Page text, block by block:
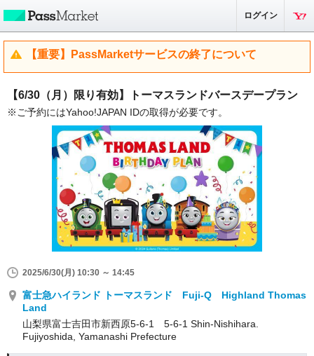
ログイン
【重要】PassMarketサービスの終了について
【6/30（月）限り有効】トーマスランドバースデープラン
※ご予約にはYahoo!JAPAN IDの取得が必要です。
2025/6/30(月) 10:30 ～ 14:45
富士急ハイランド トーマスランド Fuji-Q Highland Thomas
Land
山梨県富士吉田市新西原5-6-1 5-6-1 Shin-Nishihara.
Fujiyoshida, Yamanashi Prefecture